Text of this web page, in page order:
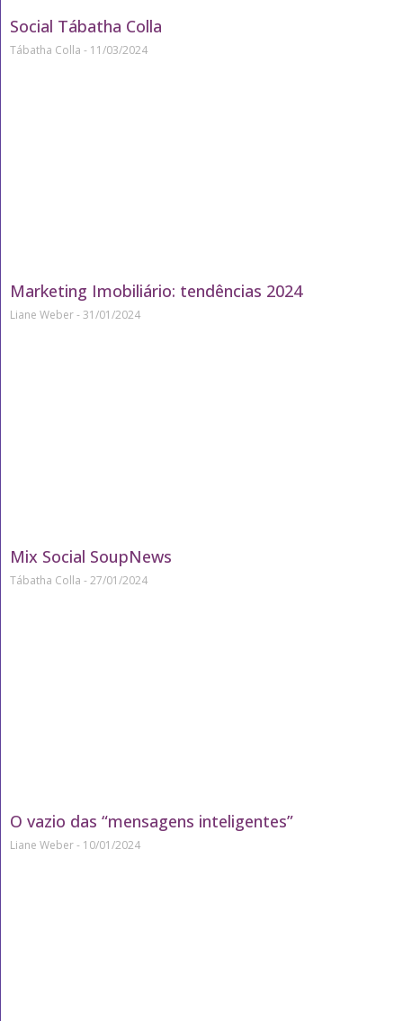
Social Tábatha Colla
Tábatha Colla 11/03/2024
Marketing Imobiliário: tendências 2024
Liane Weber 31/01/2024
Mix Social SoupNews
Tábatha Colla 27/01/2024
O vazio das “mensagens inteligentes”
Liane Weber 10/01/2024